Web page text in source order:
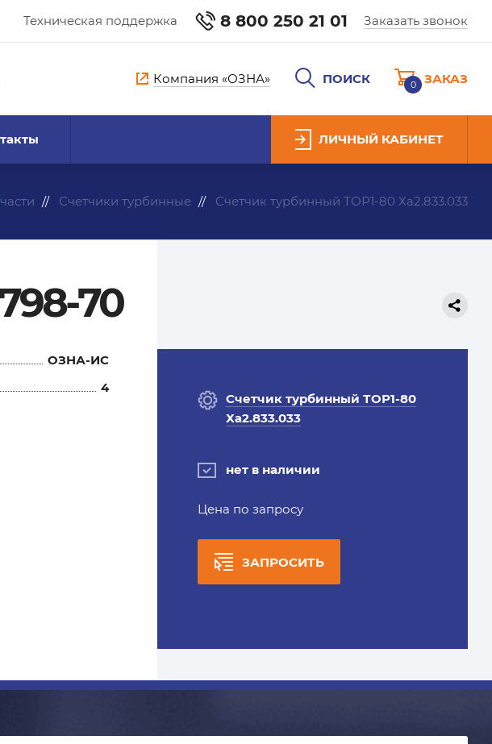
Техническая поддержка 8 800 250 21 01 Заказать звонок
Компания «ОЗНА» ПОИСК 0 ЗАКАЗ
ЛИЧНЫЙ КАБИНЕТ
Счетчики турбинные Счетчик турбинный ТОР1-80 Ха2.833.033
70
ОЗНА-ИС
4
Счетчик турбинный ТОР1-80
Ха2.833.033
нет в наличии
Цена по запросу
ЗАПРОСИТЬ